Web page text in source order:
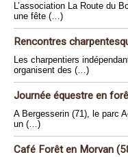
L’association La Route du
une fête (…)
Rencontres
Les charpentiers
organisent des (…)
Journée équestre en
A Bergesserin (71), le parc
un (…)
Café Forêt en Morvan